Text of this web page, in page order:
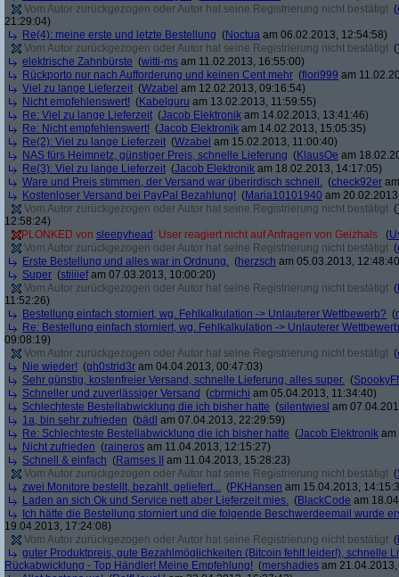
Vom Autor zurückgezogen oder Autor hat seine Registrierung nicht bestätigt (
21:29:04)
Re(4): meine erste und letzte Bestellung (Noctua am 06.02.2013, 12:54:58)
Vom Autor zurückgezogen oder Autor hat seine Registrierung nicht bestätigt (
elektrische Zahnbürste (witti-ms am 11.02.2013, 16:55:00)
Rückporto nur nach Aufforderung und keinen Cent mehr (flori999 am
Viel zu lange Lieferzeit (Wzabel am 12.02.2013, 09:16:54)
Nicht empfehlenswert! (Kabelguru am 13.02.2013, 11:59:55)
Re: Viel zu lange Lieferzeit (Jacob Elektronik am 14.02.2013, 13:41:46)
Re: Nicht empfehlenswert! (Jacob Elektronik am 14.02.2013, 15:05:35)
Re(2): Viel zu lange Lieferzeit (Wzabel am 15.02.2013, 11:00:40)
NAS fürs Heimnetz, günstiger Preis, schnelle Lieferung (KlausOe am
Re(3): Viel zu lange Lieferzeit (Jacob Elektronik am 18.02.2013, 14:17:05)
Ware und Preis stimmen, der Versand war überirdisch schnell. (check92er
Kostenloser Versand bei PayPal Bezahlung! (Maria10101940 am
Vom Autor zurückgezogen oder Autor hat seine Registrierung nicht bestätigt (
12:58:24)
PLONKED von sleepyhead : User reagiert nicht auf Anfragen von Geizhals (
Vom Autor zurückgezogen oder Autor hat seine Registrierung nicht bestätigt (
Erste Bestellung und alles war in Ordnung. (herzsch am 05.03.2013,
Super (stiiiiefam 07.03.2013, 10:00:20)
Vom Autor zurückgezogen oder Autor hat seine Registrierung nicht bestätigt (
11:52:26)
Bestellung einfach storniert, wg. Fehlkalkulation -> Unlauterer Wettbewerb? (
Re: Bestellung einfach storniert, wg. Fehlkalkulation -> Unlauterer
09:08:19)
Vom Autor zurückgezogen oder Autor hat seine Registrierung nicht bestätigt (
Nie wieder! (gh0strid3r am 04.04.2013, 00:47:03)
Sehr günstig, kostenfreier Versand, schnelle Lieferung, alles super. (
Schneller und zuverlässiger Versand (cbrmichi am 05.04.2013, 11:34:40)
Schlechteste Bestellabwicklung die ich bisher hatte (silentwiesl am
1a, bin sehr zufrieden (bädl am 07.04.2013, 22:29:59)
Re: Schlechteste Bestellabwicklung die ich bisher hatte (Jacob Elektronik am
Nicht zufrieden (raineros am 11.04.2013, 12:15:27)
Schnell & einfach (Ramses II
am 11.04.2013, 15:28:23)
Vom Autor zurückgezogen oder Autor hat seine Registrierung nicht bestätigt (
zwei Monitore bestellt, bezahlt, geliefert... (PKHansen am 15.04.2013,
Laden an sich Ok und Service nett aber Lieferzeit mies. (BlackCode am
Ich hätte die Bestellung storniert und die folgende Beschwerdeemail wurde
19.04.2013, 17:24:08)
Vom Autor zurückgezogen oder Autor hat seine Registrierung nicht bestätigt (
guter Produktpreis, gute Bezahlmöglichkeiten (Bitcoin fehlt leider!), schnelle
Rückabwicklung - Top Händler! Meine Empfehlung! (mershadies am